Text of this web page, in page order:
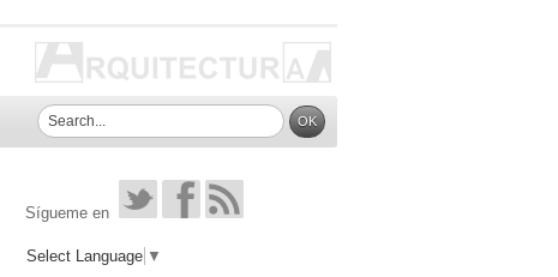
Sígueme en
Select Language ▼